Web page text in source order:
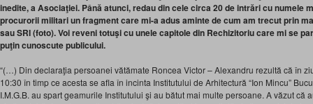
inedite, a Asociaţiei. Până atunci, redau din cele circa 20 de intrări cu numele
procurorii militari un fragment care mi-a adus aminte de cum am trecut prin
sau SRI (foto). Voi reveni totuşi cu unele capitole din Rechizitoriu care mi se
puţin cunoscute publicului.
“(…) Din declaraţia persoanei vătămate Roncea Victor – Alexandru rezultă că în
10:30 în timp ce acesta se afla în incinta Institutului de Arhitectură “Ion Mincu”
I.M.G.B. au spart geamurile Institutului şi au bătut mai multe persoane. A văzut că